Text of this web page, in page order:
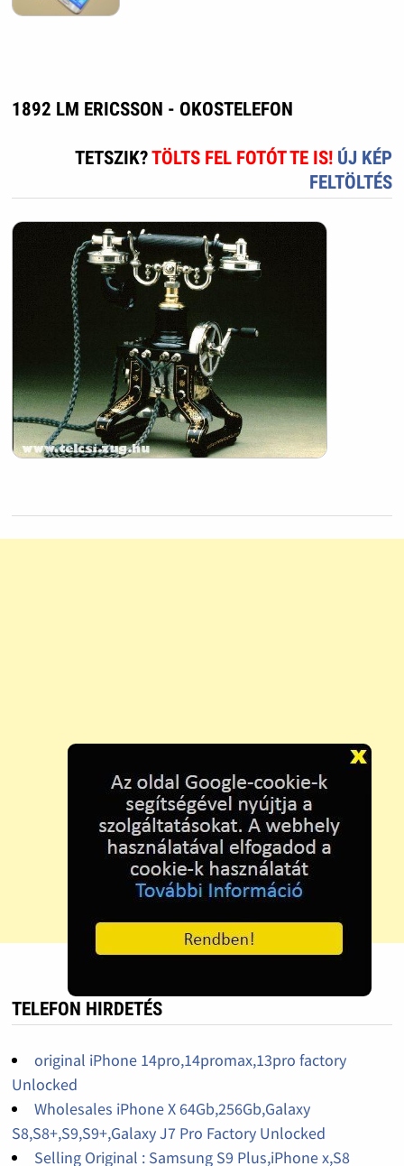
1892 LM ERICSSON - OKOSTELEFON
TETSZIK?TÖLTS FEL FOTÓT TE IS! ÚJ KÉP
FELTÖLTÉS
TELEFON HIRDETÉS
original iPhone 14pro,14promax,13pro factory
Unlocked
Wholesales iPhone X 64Gb,256Gb,Galaxy
S8,S8+,S9,S9+,Galaxy J7 Pro Factory Unlocked
Selling Original : Samsung S9 Plus,iPhone x,S8